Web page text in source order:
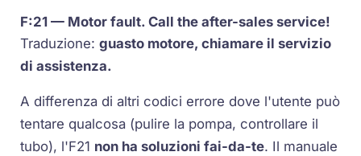
F:21 — Motor fault. Call the after-sales service!
Traduzione:guasto motore, chiamare il servizio
di assistenza.
A differenza di altri codici errore dove l'utente può
tentare qualcosa (pulire la pompa, controllare il
tubo), l'F21 non ha soluzioni fai-da-te. Il manuale